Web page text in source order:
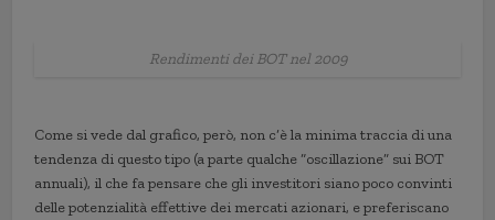
Rendimenti dei BOT nel 2009
Come si vede dal grafico, però, non c’è la minima traccia di una
tendenza di questo tipo (a parte qualche “oscillazione” sui BOT
annuali), il che fa pensare che gli investitori siano poco convinti
delle potenzialità effettive dei mercati azionari, e preferiscano